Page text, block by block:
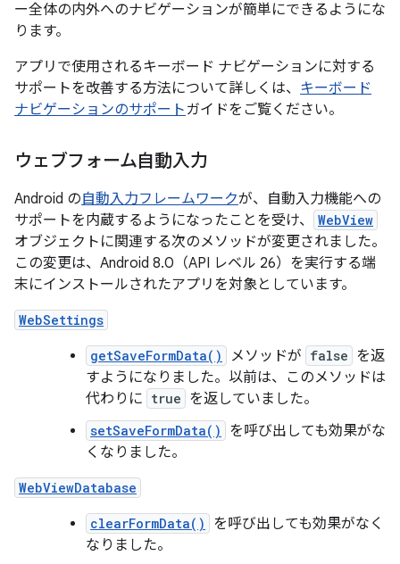
ー全体の内外へのナビゲーションが簡単にできるようにな
ります。
アプリで使用されるキーボード ナビゲーションに対する
サポートを改善する方法について詳しくは、 キーボード
ナビゲーションのサポート ガイドをご覧ください。
ウェブフォーム自動入力
Android の自動入力フレームワークが、自動入力機能への
サポートを内蔵するようになったことを受け、
WebView
オブジェクトに関連する次のメソッドが変更されました。
この変更は、Android 8.0（API レベル 26）を実行する端
末にインストールされたアプリを対象としています。
WebSettings
getSaveFormData() メソッドが false を返
すようになりました。以前は、このメソッドは
代わりに true を返していました。
setSaveFormData()
を呼び出しても効果がな
くなりました。
WebViewDatabase
clearFormData()
を呼び出しても効果がなく
なりました。